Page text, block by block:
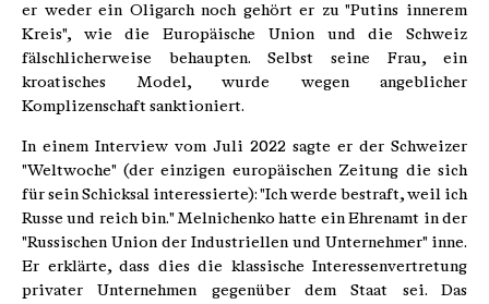
er weder ein Oligarch noch gehört er zu "Putins innerem
Kreis", wie die Europäische Union und die Schweiz
fälschlicherweise behaupten. Selbst seine Frau, ein
kroatisches Model, wurde wegen angeblicher
Komplizenschaft sanktioniert.
In einem Interview vom Juli 2022 sagte er der Schweizer
"Weltwoche" (der einzigen europäischen Zeitung die sich
für sein Schicksal interessierte): "Ich werde bestraft, weil ich
Russe und reich bin." Melnichenko hatte ein Ehrenamt in der
"Russischen Union der Industriellen und Unternehmer" inne.
Er erklärte, dass dies die klassische Interessenvertretung
privater Unternehmen gegenüber dem Staat sei. Das